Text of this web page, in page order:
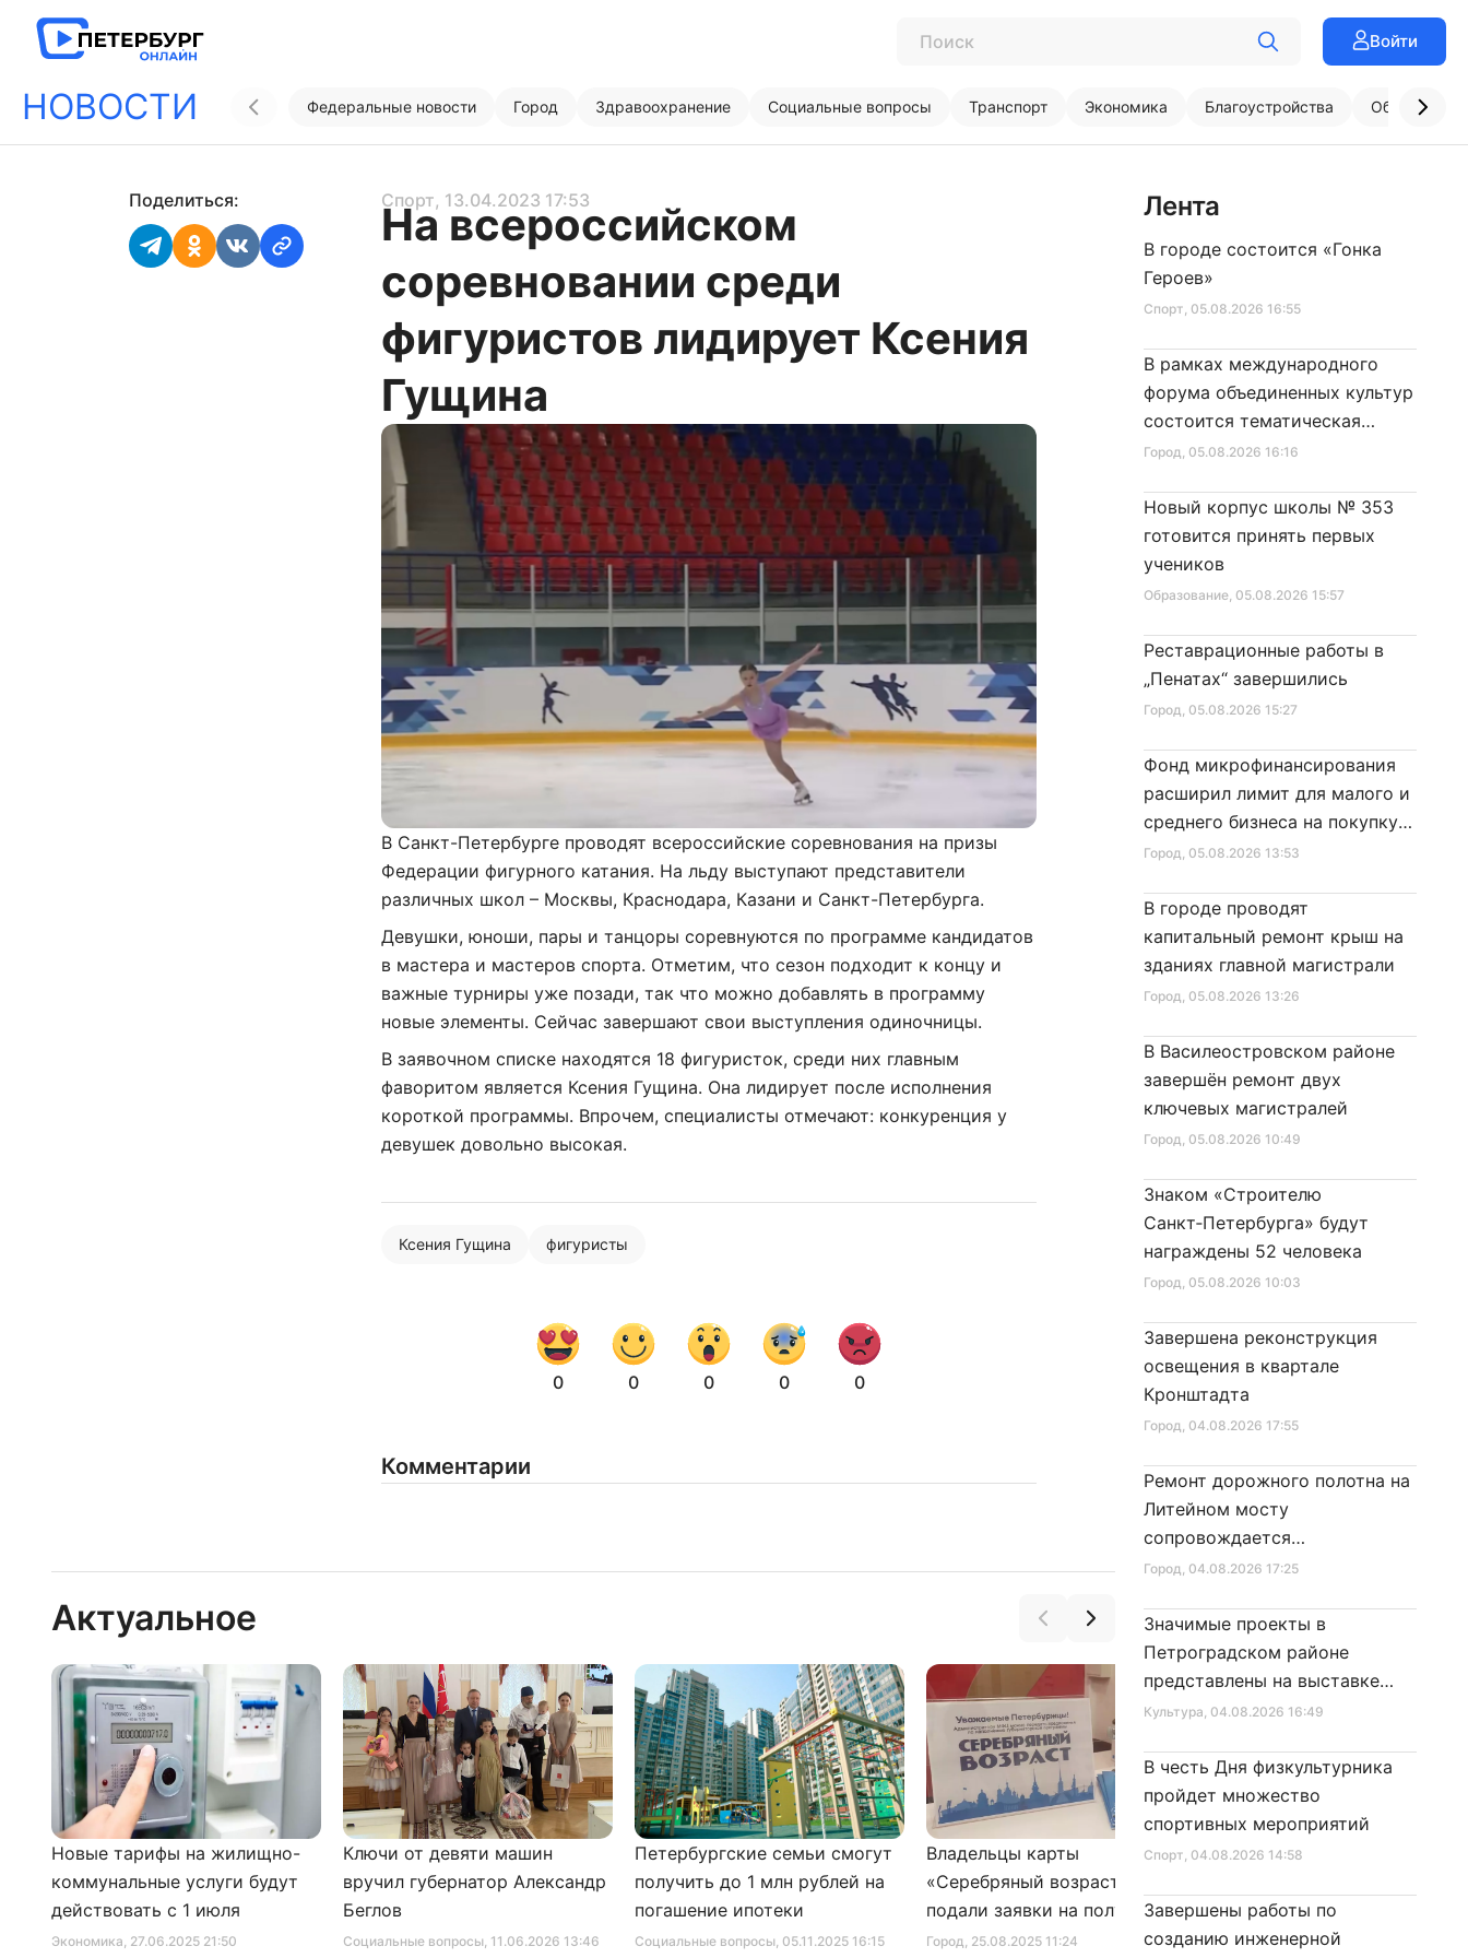
Войти
НОВОСТИ Федеральные новости Город Здравоохранение Социальные вопросы Транспорт Экономика Благоустройства
Поделиться: Спорт, 13.04.2023 17:53
На всероссийском
соревновании среди
фигуристов лидирует Ксения
Гущина
В Санкт-Петербурге проводят всероссийские соревнования на призы
Федерации фигурного катания. На льду выступают представители
различных школ – Москвы, Краснодара, Казани и Санкт-Петербурга.
Девушки, юноши, пары и танцоры соревнуются по программе кандидатов
в мастера и мастеров спорта. Отметим, что сезон подходит к концу и
важные турниры уже позади, так что можно добавлять в программу
новые элементы. Сейчас завершают свои выступления одиночницы.
В заявочном списке находятся 18 фигуристок, среди них главным
фаворитом является Ксения Гущина. Она лидирует после исполнения
короткой программы. Впрочем, специалисты отмечают: конкуренция у
девушек довольно высокая.
Ксения Гущина фигуристы
0 0 0 0 0
Комментарии
Актуальное
Экономика, 27.06.2025 21:50
Новые тарифы на жилищно-
коммунальные услуги будут
действовать с 1 июля
Социальные вопросы, 11.06.2026 13:46
Ключи от девяти машин
вручил губернатор Александр
Беглов
Социальные вопросы, 05.11.2025 16:15
Петербургские семьи смогут
получить до 1 млн рублей на
погашение ипотеки
Город, 25.08.2025 11:24
Владельцы карты
«Серебряный возраст»
подали заявки на получение
сертификата для посещения
Город, 10.01.2026 16:46
Александр Беглов подписал
в Закон Санкт‑Петербурга
«Социальный кодекс
Лента
Спорт, 05.08.2026 16:55
В городе состоится «Гонка
Героев»
Город, 05.08.2026 16:16
В рамках международного
форума объединенных культур
состоится тематическая
секция
Образование, 05.08.2026 15:57
Новый корпус школы № 353
готовится принять первых
учеников
Город, 05.08.2026 15:27
Реставрационные работы в
„Пенатах“ завершились
Город, 05.08.2026 13:53
Фонд микрофинансирования
расширил лимит для малого и
среднего бизнеса на покупку
специальной техники
Город, 05.08.2026 13:26
В городе проводят
капитальный ремонт крыш на
зданиях главной магистрали
Город, 05.08.2026 10:49
В Василеостровском районе
завершён ремонт двух
ключевых магистралей
Город, 05.08.2026 10:03
Знаком «Строителю
Санкт‑Петербурга» будут
награждены 52 человека
Город, 04.08.2026 17:55
Завершена реконструкция
освещения в квартале
Кронштадта
Город, 04.08.2026 17:25
Ремонт дорожного полотна на
Литейном мосту
сопровождается
реставрационными работами
Культура, 04.08.2026 16:49
Значимые проекты в
Петроградском районе
представлены на выставке
достижений
Спорт, 04.08.2026 14:58
В честь Дня физкультурника
пройдет множество
спортивных мероприятий
Завершены работы по
созданию инженерной